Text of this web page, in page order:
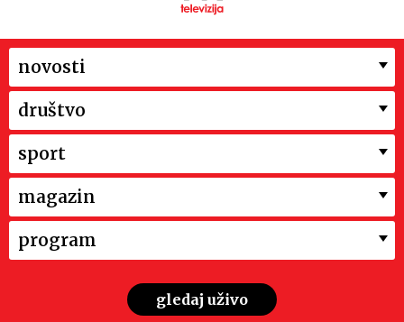
novosti
društvo
sport
magazin
program
gledaj uživo